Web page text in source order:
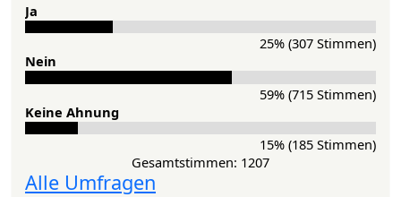
Ja
25% (307 Stimmen)
Nein
59% (715 Stimmen)
Keine Ahnung
15% (185 Stimmen)
Gesamtstimmen: 1207
Alle Umfragen